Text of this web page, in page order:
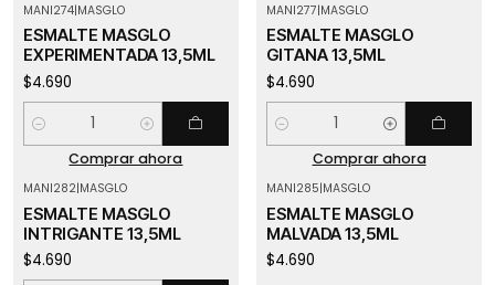
MANI274|MASGLO
ESMALTE MASGLO
EXPERIMENTADA 13,5ML
$4.690
Cantidad
Comprar ahora
MANI277|MASGLO
ESMALTE MASGLO
GITANA 13,5ML
$4.690
Cantidad
Comprar ahora
MANI282|MASGLO
ESMALTE MASGLO
INTRIGANTE 13,5ML
$4.690
MANI285|MASGLO
ESMALTE MASGLO
MALVADA 13,5ML
$4.690